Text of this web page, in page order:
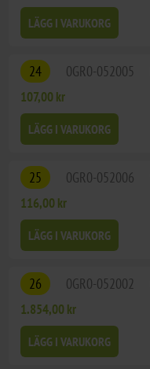
LÄGG I VARUKORG
24 0GR0-052005
107,00 kr
LÄGG I VARUKORG
25 0GR0-052006
116,00 kr
LÄGG I VARUKORG
26 0GR0-052002
1.854,00 kr
LÄGG I VARUKORG